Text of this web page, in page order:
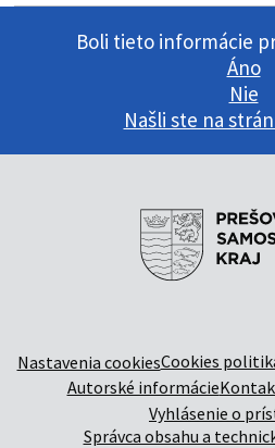
Boli tieto informácie
Áno
Nie
Našli ste na
Nastavenia cookiesCookies
Autorské informácie
Vyhlásenie o
Správca obsahu a